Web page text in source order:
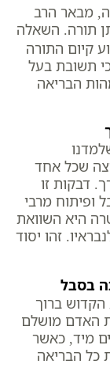
מבאר הרב
תורה. השאלה
קיום התורה
תשובת בעל
הבריאה
שכל אחד
דבקות זו
ופיתוח מרבי
היא השוואת
זהו יסוד
בסבל
ברוך
האדם מושלם
מיד, כאשר
כל הבריאה